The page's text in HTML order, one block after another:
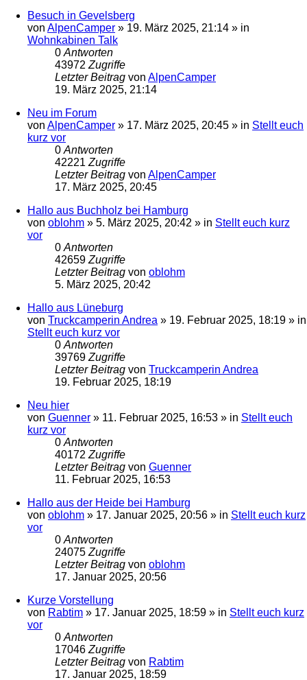
Besuch in Gevelsberg
von AlpenCamper » 19. März 2025, 21:14 » in
Wohnkabinen Talk
0 Antworten
43972 Zugriffe
Letzter Beitrag von AlpenCamper
19. März 2025, 21:14
Neu im Forum
von AlpenCamper » 17. März 2025, 20:45 » in Stellt euch
kurz vor
0 Antworten
42221 Zugriffe
Letzter Beitrag von AlpenCamper
17. März 2025, 20:45
Hallo aus Buchholz bei Hamburg
von oblohm » 5. März 2025, 20:42 » in Stellt euch kurz
vor
0 Antworten
42659 Zugriffe
Letzter Beitrag von oblohm
5. März 2025, 20:42
Hallo aus Lüneburg
von Truckcamperin Andrea » 19. Februar 2025, 18:19 » in
Stellt euch kurz vor
0 Antworten
39769 Zugriffe
Letzter Beitrag von Truckcamperin Andrea
19. Februar 2025, 18:19
Neu hier
von Guenner » 11. Februar 2025, 16:53 » in Stellt euch
kurz vor
0 Antworten
40172 Zugriffe
Letzter Beitrag von Guenner
11. Februar 2025, 16:53
Hallo aus der Heide bei Hamburg
von oblohm » 17. Januar 2025, 20:56 » in Stellt euch kurz
vor
0 Antworten
24075 Zugriffe
Letzter Beitrag von oblohm
17. Januar 2025, 20:56
Kurze Vorstellung
von Rabtim » 17. Januar 2025, 18:59 » in Stellt euch kurz
vor
0 Antworten
17046 Zugriffe
Letzter Beitrag von Rabtim
17. Januar 2025, 18:59